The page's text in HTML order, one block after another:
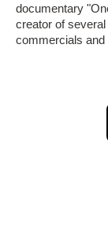
documentary
creator of
commercials and